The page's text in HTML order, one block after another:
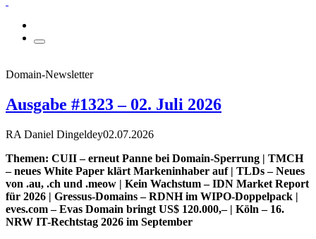
Domain-Newsletter
Ausgabe #1323 – 02. Juli 2026
RA Daniel Dingeldey02.07.2026
Themen: CUII – erneut Panne bei Domain-Sperrung | TMCH
– neues White Paper klärt Markeninhaber auf | TLDs – Neues
von .au, .ch und .meow | Kein Wachstum – IDN Market Report
für 2026 | Gressus-Domains – RDNH im WIPO-Doppelpack |
eves.com – Evas Domain bringt US$ 120.000,– | Köln – 16.
NRW IT-Rechtstag 2026 im September